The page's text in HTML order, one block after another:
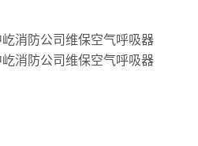
消防公司维保空气呼吸器
消防公司维保空气呼吸器